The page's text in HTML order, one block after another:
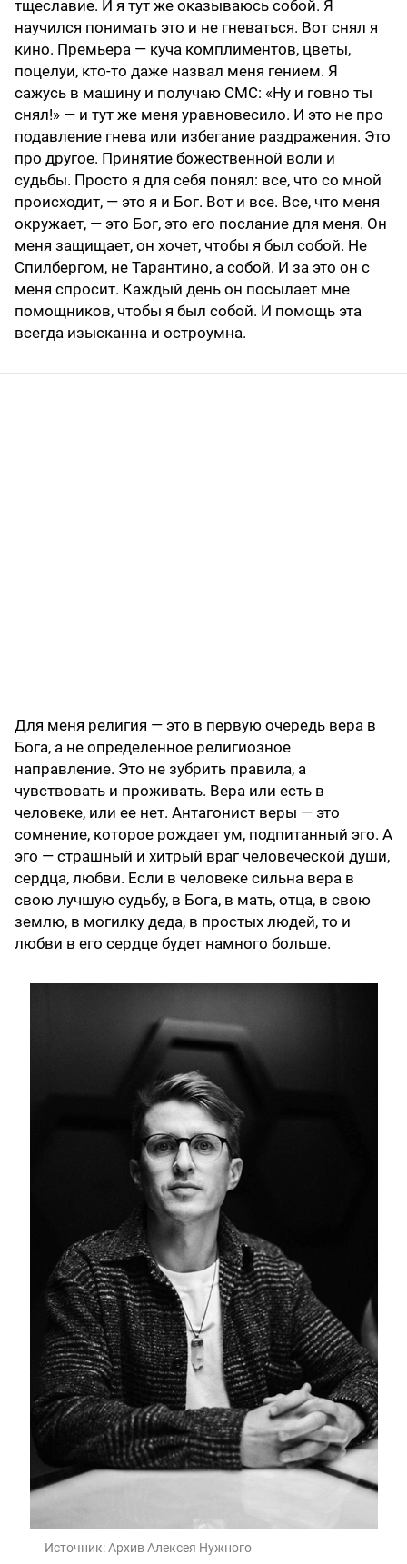
тщеславие. И я тут же оказываюсь собой. Я
научился понимать это и не гневаться. Вот снял я
кино. Премьера — куча комплиментов, цветы,
поцелуи, кто-то даже назвал меня гением. Я
сажусь в машину и получаю СМС: «Ну и говно ты
снял!» — и тут же меня уравновесило. И это не про
подавление гнева или избегание раздражения. Это
про другое. Принятие божественной воли и
судьбы. Просто я для себя понял: все, что со мной
происходит, — это я и Бог. Вот и все. Все, что меня
окружает, — это Бог, это его послание для меня. Он
меня защищает, он хочет, чтобы я был собой. Не
Спилбергом, не Тарантино, а собой. И за это он с
меня спросит. Каждый день он посылает мне
помощников, чтобы я был собой. И помощь эта
всегда изысканна и остроумна.
Для меня религия — это в первую очередь вера в
Бога, а не определенное религиозное
направление. Это не зубрить правила, а
чувствовать и проживать. Вера или есть в
человеке, или ее нет. Антагонист веры — это
сомнение, которое рождает ум, подпитанный эго. А
эго — страшный и хитрый враг человеческой души,
сердца, любви. Если в человеке сильна вера в
свою лучшую судьбу, в Бога, в мать, отца, в свою
землю, в могилку деда, в простых людей, то и
любви в его сердце будет намного больше.
Источник:Архив Алексея Нужного